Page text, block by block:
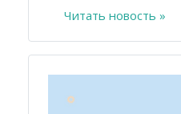
Читать новость »